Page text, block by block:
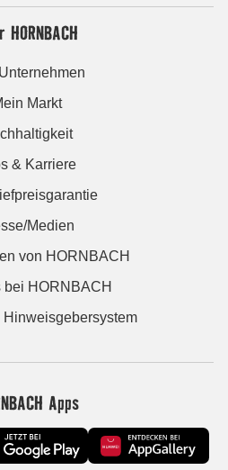
HORNBACH
Markt
& Karriere
Medien
von HORNBACH
bei HORNBACH
Apps